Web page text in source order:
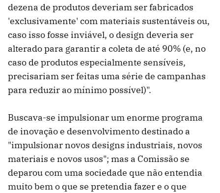
dezena de produtos deveriam ser fabricados
'exclusivamente' com materiais sustentáveis ou,
caso isso fosse inviável, o design deveria ser
alterado para garantir a coleta de até 90% (e, no
caso de produtos especialmente sensíveis,
precisariam ser feitas uma série de campanhas
para reduzir ao mínimo possível)".
Buscava-se impulsionar um enorme programa
de inovação e desenvolvimento destinado a
"impulsionar novos designs industriais, novos
materiais e novos usos"; mas a Comissão se
deparou com uma sociedade que não entendia
muito bem o que se pretendia fazer e o que